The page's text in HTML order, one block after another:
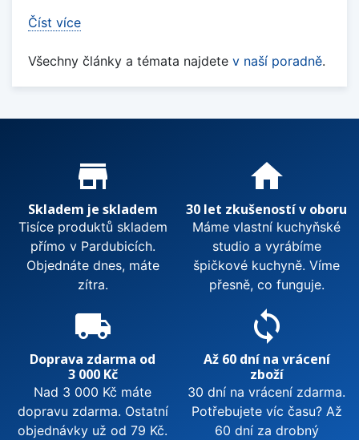
Číst více
Všechny články a témata najdete v naší poradně.
Proč nakupovat u nás?
store_mall_directory
Skladem je skladem
Tisíce produktů skladem
přímo v Pardubicích.
Objednáte dnes, máte
zítra.
home
30 let zkušeností v oboru
Máme vlastní kuchyňské
studio a vyrábíme
špičkové kuchyně. Víme
přesně, co funguje.
local_shipping
Doprava zdarma od
3 000 Kč
Nad 3 000 Kč máte
dopravu zdarma. Ostatní
objednávky už od 79 Kč.
sync
Až 60 dní na vrácení
zboží
30 dní na vrácení zdarma.
Potřebujete víc času? Až
60 dní za drobný